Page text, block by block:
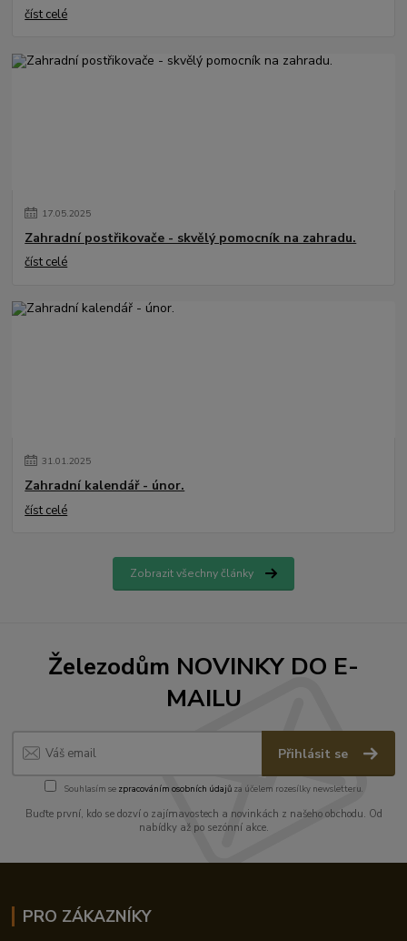
číst celé
17.05.2025
Zahradní postřikovače - skvělý pomocník na zahradu.
číst celé
31.01.2025
Zahradní kalendář - únor.
číst celé
Zobrazit všechny články
Železodům NOVINKY DO E-
MAILU
Přihlásit se
Souhlasím se zpracováním osobních údajůza účelem rozesílky newsletteru.
Buďte první, kdo se dozví o zajímavostech a novinkách z našeho obchodu. Od
nabídky až po sezónní akce.
PRO ZÁKAZNÍKY